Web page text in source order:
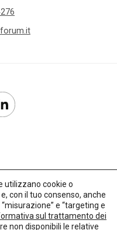
utilizzano cookie o
con il tuo consenso, anche
e “targeting e
sul trattamento dei
non disponibili le relative